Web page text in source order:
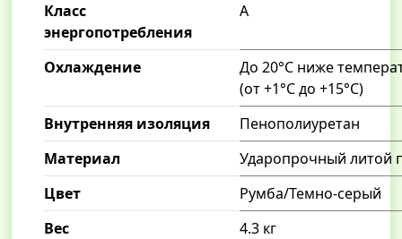
Класс
энергопотребления
А
Охлаждение
До 20°С ниже
(от +1°С до +15°С)
Внутренняя изоляция
Пенополиуретан
Материал
Ударопрочный литой
Цвет
Румба/Темно-серый
Вес
4.3 кг